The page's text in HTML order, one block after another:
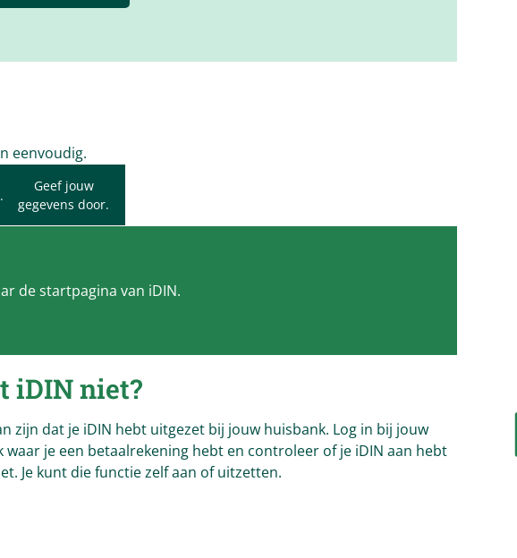
eenvoudig.
Geef jouw
gegevens door.
de startpagina van iDIN.
iDIN niet?
zijn dat je iDIN hebt uitgezet bij jouw huisbank. Log in bij jouw
waar je een betaalrekening hebt en controleer of je iDIN aan hebt
Je kunt die functie zelf aan of uitzetten.